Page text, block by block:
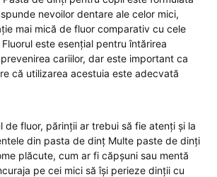
nevoilor dentare ale celor mici,
mai mică de fluor comparativ cu cele
este esențial pentru întărirea
cariilor, dar este important ca
că utilizarea acestuia este adecvată
de fluor, părinții ar trebui să fie atenți și la
din pasta de dinț Multe paste de dinți
plăcute, cum ar fi căpșuni sau mentă
pe cei mici să își perieze dinții cu